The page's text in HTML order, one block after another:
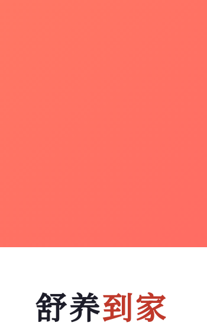
舒养到家